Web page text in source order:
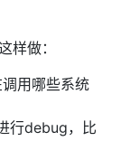
样做：
用哪些系统
行debug，比